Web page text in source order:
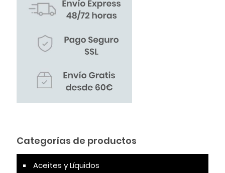
Categorías de productos
Aceites y Líquidos